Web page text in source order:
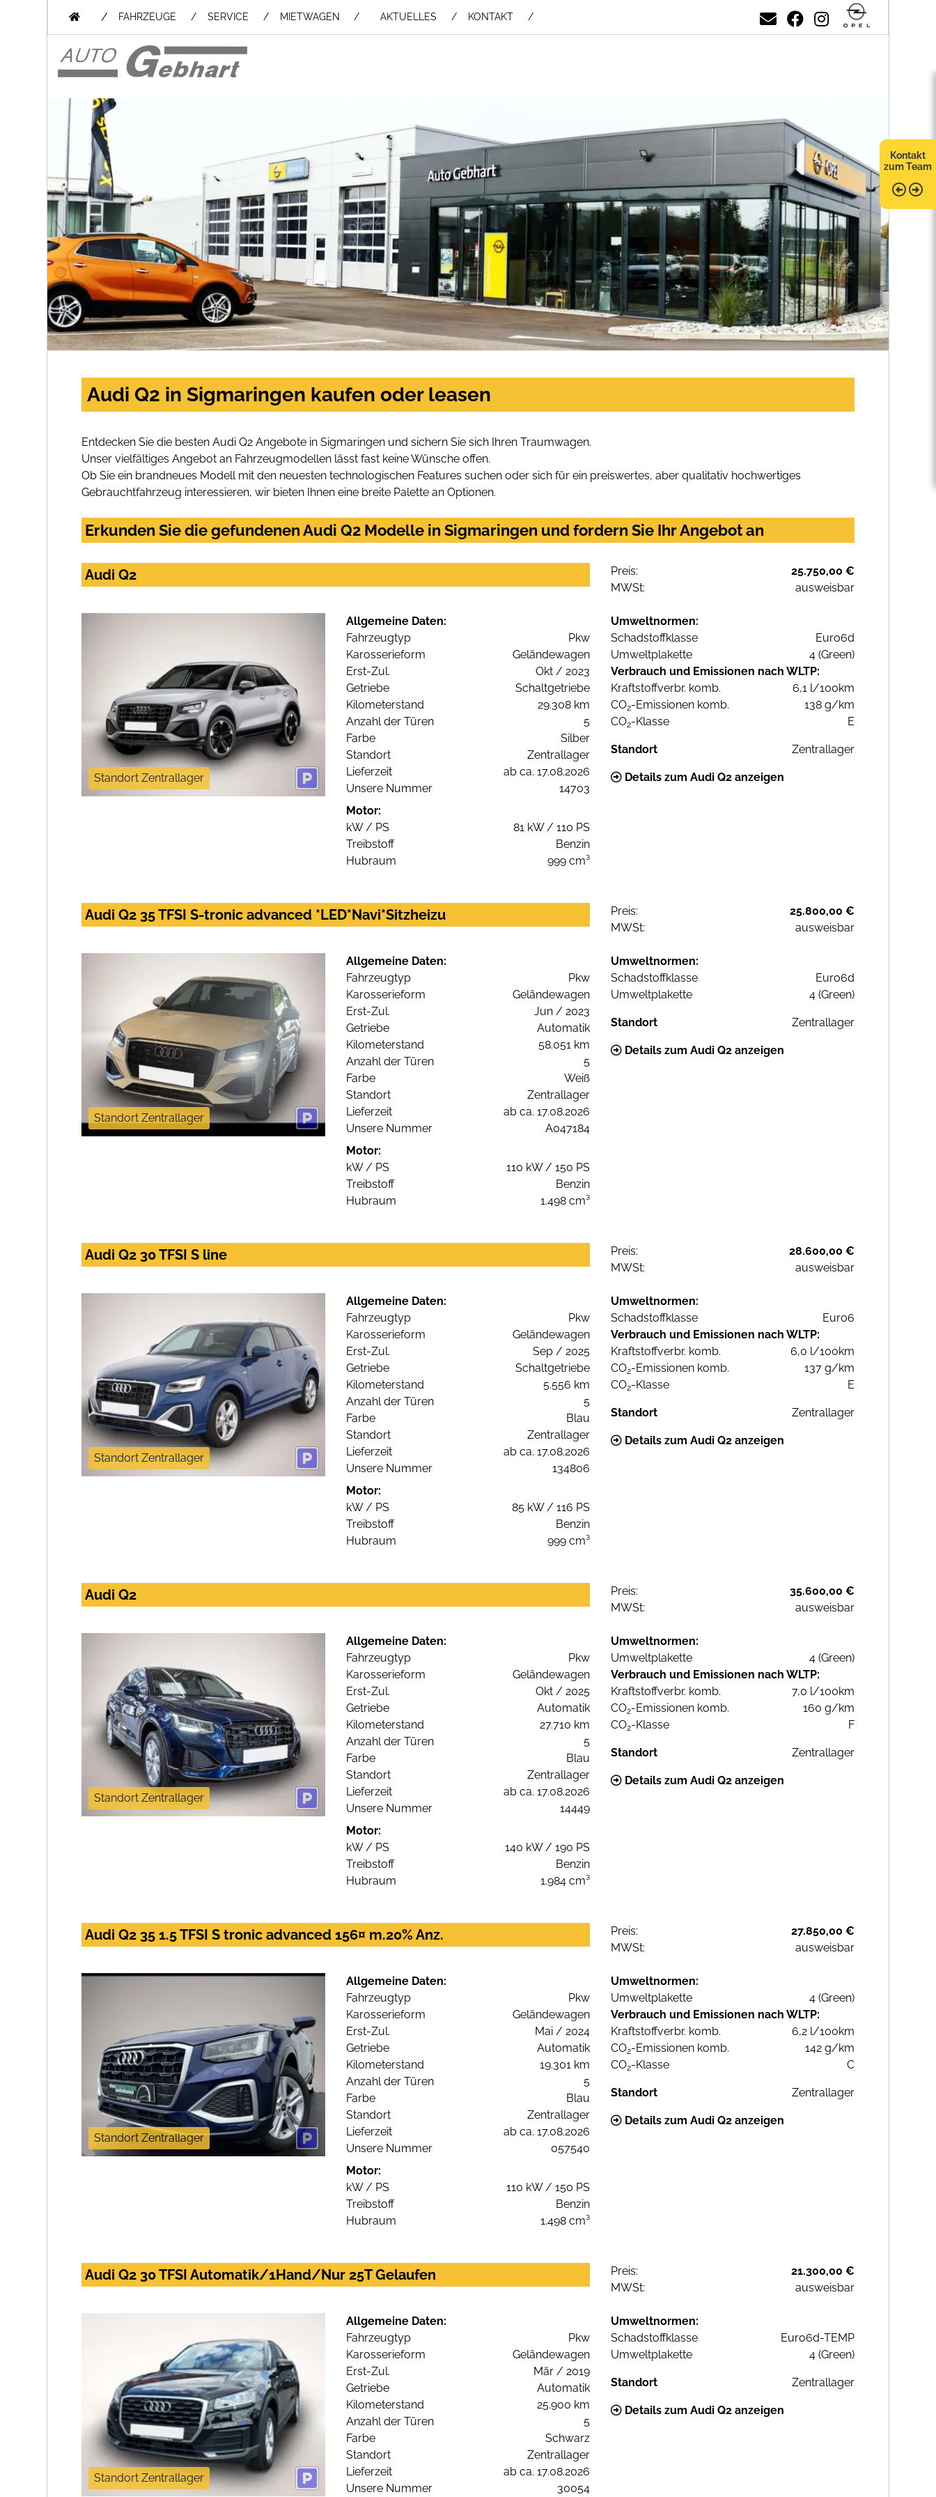
/ FAHRZEUGE SERVICE MIETWAGEN / AKTUELLES KONTAKT
Kontakt
zum Team
Audi Q2 in Sigmaringen kaufen oder leasen
Entdecken Sie die besten Audi Q2 Angebote in Sigmaringen und sichern Sie sich Ihren Traumwagen.
Unser vielfältiges Angebot an Fahrzeugmodellen lässt fast keine Wünsche offen.
Ob Sie ein brandneues Modell mit den neuesten technologischen Features suchen oder sich für ein preiswertes, aber qualitativ hochwertiges
Gebrauchtfahrzeug interessieren, wir bieten Ihnen eine breite Palette an Optionen.
Erkunden Sie die gefundenen Audi Q2 Modelle in Sigmaringen und fordern Sie Ihr Angebot an
Audi Q2 Preis:
25.750,00 €
MWSt:
ausweisbar
Standort Zentrallager
Allgemeine Daten:
Fahrzeugtyp
Pkw
Karosserieform
Geländewagen
Erst-Zul.
Okt / 2023
Getriebe
Schaltgetriebe
Kilometerstand
29.308 km
Anzahl der Türen
5
Farbe
Silber
Standort
Zentrallager
Lieferzeit
ab ca. 17.08.2026
Unsere Nummer
14703
Motor:
kW / PS
81 kW / 110 PS
Treibstoff
Benzin
Hubraum
999 cm³
Umweltnormen:
Schadstoffklasse
Euro6d
Umweltplakette
4 (Green)
Verbrauch und Emissionen nach WLTP:
Kraftstoffverbr. komb.
6,1 l/100km
CO2-Emissionen komb.
138 g/km
CO2-Klasse E
Standort Zentrallager
Details zum Audi Q2 anzeigen
Audi Q2 35 TFSI S-tronic advanced *LED*Navi*Sitzheizu Preis:
25.800,00 €
MWSt:
ausweisbar
Standort Zentrallager
Allgemeine Daten:
Fahrzeugtyp
Pkw
Karosserieform
Geländewagen
Erst-Zul.
Jun / 2023
Getriebe
Automatik
Kilometerstand
58.051 km
Anzahl der Türen
5
Farbe
Weiß
Standort
Zentrallager
Lieferzeit
ab ca. 17.08.2026
Unsere Nummer
A047184
Motor:
kW / PS
110 kW / 150 PS
Treibstoff
Benzin
Hubraum
1.498 cm³
Umweltnormen:
Schadstoffklasse
Euro6d
Umweltplakette
4 (Green)
Standort Zentrallager
Details zum Audi Q2 anzeigen
Audi Q2 30 TFSI S line Preis:
28.600,00 €
MWSt:
ausweisbar
Standort Zentrallager
Allgemeine Daten:
Fahrzeugtyp
Pkw
Karosserieform
Geländewagen
Erst-Zul.
Sep / 2025
Getriebe
Schaltgetriebe
Kilometerstand
5.556 km
Anzahl der Türen
5
Farbe
Blau
Standort
Zentrallager
Lieferzeit
ab ca. 17.08.2026
Unsere Nummer
134806
Motor:
kW / PS
85 kW / 116 PS
Treibstoff
Benzin
Hubraum
999 cm³
Umweltnormen:
Schadstoffklasse
Euro6
Verbrauch und Emissionen nach WLTP:
Kraftstoffverbr. komb.
6,0 l/100km
CO2-Emissionen komb.
137 g/km
CO2-Klasse E
Standort Zentrallager
Details zum Audi Q2 anzeigen
Audi Q2 Preis:
35.600,00 €
MWSt:
ausweisbar
Standort Zentrallager
Allgemeine Daten:
Fahrzeugtyp
Pkw
Karosserieform
Geländewagen
Erst-Zul.
Okt / 2025
Getriebe
Automatik
Kilometerstand
27.710 km
Anzahl der Türen
5
Farbe
Blau
Standort
Zentrallager
Lieferzeit
ab ca. 17.08.2026
Unsere Nummer
14449
Motor:
kW / PS
140 kW / 190 PS
Treibstoff
Benzin
Hubraum
1.984 cm³
Umweltnormen:
Umweltplakette
4 (Green)
Verbrauch und Emissionen nach WLTP:
Kraftstoffverbr. komb.
7,0 l/100km
CO2-Emissionen komb.
160 g/km
CO2-Klasse F
Standort Zentrallager
Details zum Audi Q2 anzeigen
Audi Q2 35 1.5 TFSI S tronic advanced 156¤ m.20% Anz. Preis:
27.850,00 €
MWSt:
ausweisbar
Standort Zentrallager
Allgemeine Daten:
Fahrzeugtyp
Pkw
Karosserieform
Geländewagen
Erst-Zul.
Mai / 2024
Getriebe
Automatik
Kilometerstand
19.301 km
Anzahl der Türen
5
Farbe
Blau
Standort
Zentrallager
Lieferzeit
ab ca. 17.08.2026
Unsere Nummer
057540
Motor:
kW / PS
110 kW / 150 PS
Treibstoff
Benzin
Hubraum
1.498 cm³
Umweltnormen:
Umweltplakette
4 (Green)
Verbrauch und Emissionen nach WLTP:
Kraftstoffverbr. komb.
6,2 l/100km
CO2-Emissionen komb.
142 g/km
CO2-Klasse C
Standort Zentrallager
Details zum Audi Q2 anzeigen
Audi Q2 30 TFSI Automatik/1Hand/Nur 25T Gelaufen Preis:
21.300,00 €
MWSt:
ausweisbar
Standort Zentrallager
Allgemeine Daten:
Fahrzeugtyp
Pkw
Karosserieform
Geländewagen
Erst-Zul.
Mär / 2019
Getriebe
Automatik
Kilometerstand
25.900 km
Anzahl der Türen
5
Farbe
Schwarz
Standort
Zentrallager
Lieferzeit
ab ca. 17.08.2026
Unsere Nummer
30054
Umweltnormen:
Schadstoffklasse
Euro6d-TEMP
Umweltplakette
4 (Green)
Standort Zentrallager
Details zum Audi Q2 anzeigen